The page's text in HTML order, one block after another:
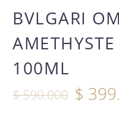
BVLGARI
100ML
$590.000 $